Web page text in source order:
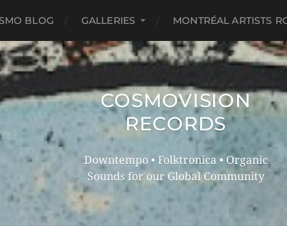
BLOG GALLERIES MONTRÉAL ARTISTS
COSMOVISION
RECORDS
Downtempo • Folktronica • Organic
Sounds for our Global Community